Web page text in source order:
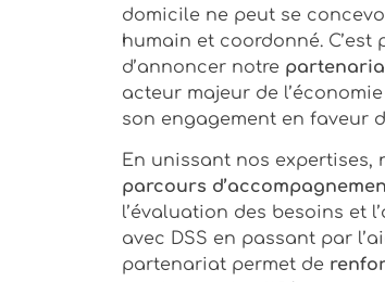
domicile ne peut se
humain et coordonné.
d’annoncer notre
acteur majeur de
son engagement en faveur
En unissant nos expertises,
parcours
l’évaluation des besoins et
avec DSS en passant par
partenariat permet de